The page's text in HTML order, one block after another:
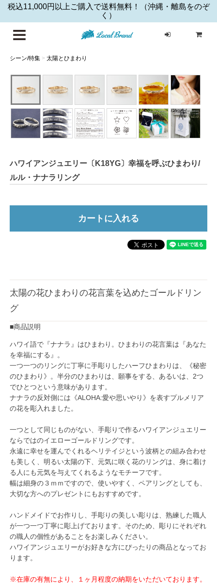
税込11,000円以上ご購入で送料無料！（沖縄・離島をのぞ
く）
シーン/特集 > 太陽とひまわり
ハワイアンジュエリー〔K18YG〕幸福を呼ぶひまわり/
ルル・ナナラリング
太陽の花ひまわりの花言葉を込めたゴールドリン
グ
■商品説明
ハワイ語で『ナナラ』はひまわり。ひまわりの花言葉は『あなた
を幸福にする』。
一つ一つのリングに丁寧に手彫りしたハーフひまわりは、《秘密
のひまわり》。半分のひまわりは、願事をする、あるいは、2つ
でひとつという意味があります。
ナナラの反対側には《ALOHA:愛や思いやり》を表すプルメリア
の花を彫入れました。
一つとして同じものがない、手彫りで作るハワイアンジュエリー
ならではのイエローゴールドリングです。
永遠に幸せを運んでくれるヘリテイジという波柄との組み合わせ
も美しく、明るい太陽の下、元気に咲く花のリングは、身に着け
る人にも元気を与えてくれるようなモチーフです。
幅は細身の３ｍｍですので、使いやすく、ペアリングとしても、
大切な方へのプレゼントにもおすすめです。
ハンドメイドでお作りし、手彫りの美しい彫りは、熟練した職人
が一つ一つ丁寧に彫上げております。そのため、彫りにそれぞれ
の職人の個性があることをお楽しみください。
ハワイアンジュエリーがお好きな方にぴったりの商品となってお
ります。
※在庫の有無により、１ヶ月程度の納期をいただいております。